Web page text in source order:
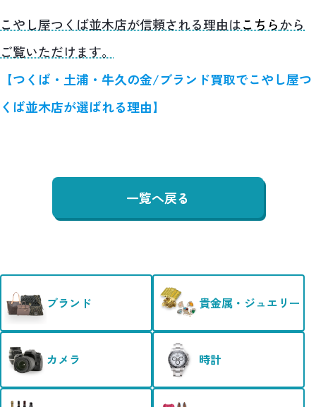
こやし屋つくば並木店が信頼される理由はこちらから
ご覧いただけます。
【つくば・土浦・牛久の金/ブランド買取でこやし屋つ
くば並木店が選ばれる理由】
一覧へ戻る
ブランド 貴金属・ジュエリー
カメラ 時計